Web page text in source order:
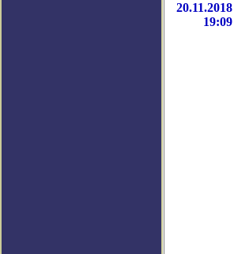
20.11.2018
19:09